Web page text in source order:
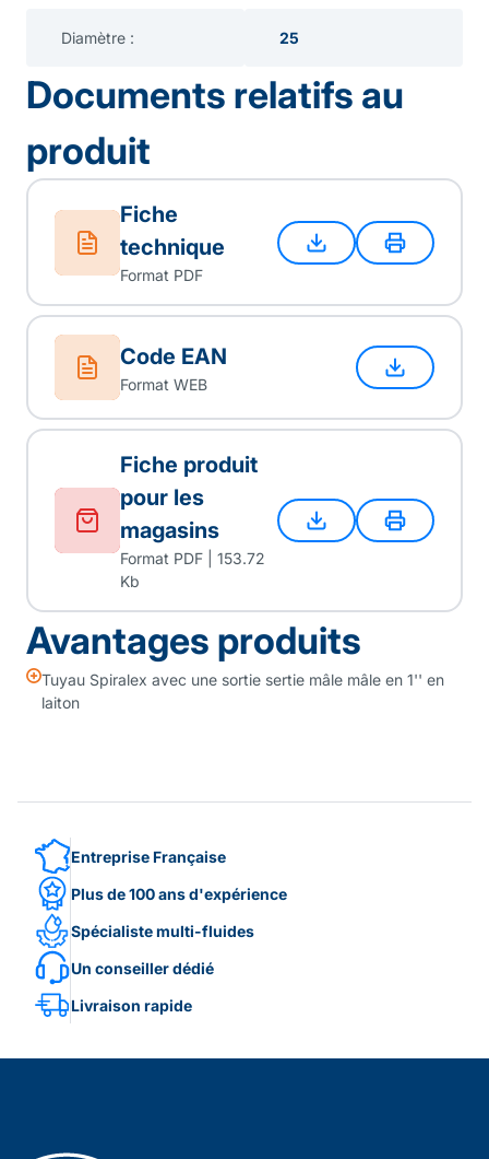
Diamètre : 25
Documents relatifs au
produit
Fiche
technique
Format PDF
Code EAN
Format WEB
Fiche produit
pour les
magasins
Format PDF | 153.72
Kb
Avantages produits
Tuyau Spiralex avec une sortie sertie mâle mâle en 1'' en
laiton
Entreprise Française
Plus de 100 ans d'expérience
Spécialiste multi-fluides
Un conseiller dédié
Livraison rapide